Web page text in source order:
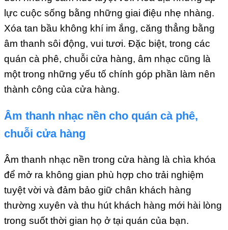
lực cuộc sống bằng những giai điệu nhẹ nhàng.
Xóa tan bầu không khí im ắng, căng thẳng bằng
âm thanh sôi động, vui tươi. Đặc biệt, trong các
quán cà phê, chuỗi cửa hàng, âm nhạc cũng là
một trong những yếu tố chính góp phần làm nên
thành công của cửa hàng.
Âm thanh nhạc nền cho quán cà phê,
chuỗi cửa hàng
Âm thanh nhạc nền trong cửa hàng là chìa khóa
để mở ra không gian phù hợp cho trải nghiệm
tuyệt vời và đảm bảo giữ chân khách hàng
thường xuyên và thu hút khách hàng mới hài lòng
trong suốt thời gian họ ở tại quán của bạn.